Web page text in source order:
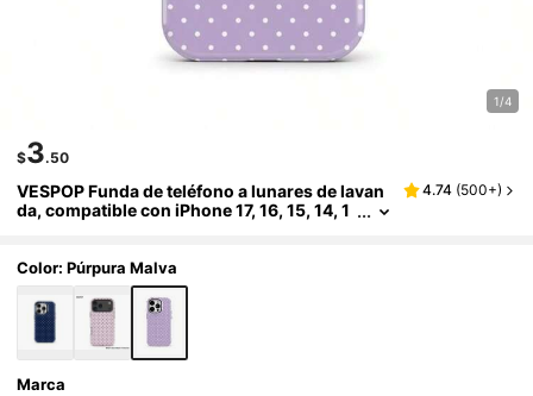
1/4
$3.50
VESPOP Funda de teléfono a lunares de lavan
da, compatible con iPhone 17, 16, 15, 14, 1
4.74 (500+)
Color: Púrpura Malva
Marca